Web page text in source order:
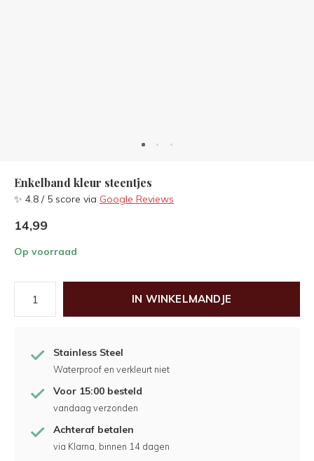
Enkelband kleur steentjes
✨ 4.8 / 5 score via Google Reviews
14,99
Op voorraad
IN WINKELMANDJE
Stainless Steel
Waterproof en verkleurt niet
Voor 15:00 besteld
vandaag verzonden
Achteraf betalen
via Klarna, binnen 14 dagen